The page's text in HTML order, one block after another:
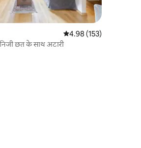
औसत रेटिंग 5 में से 4.98,
4.98 (153)
छत के साथ अटारी